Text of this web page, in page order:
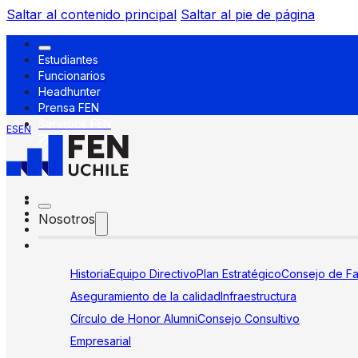
Saltar al contenido principal Saltar al pie de página
Estudiantes
Funcionarios
Headhunter
Prensa FEN
ESEN
Nosotros
HistoriaEquipo DirectivoPlan EstratégicoConsejo de
Aseguramiento de la calidadInfraestructura
Círculo de Honor AlumniConsejo Consultivo
Empresarial